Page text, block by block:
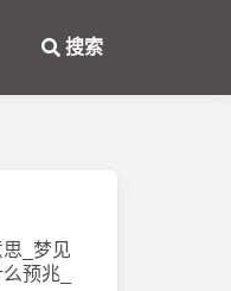
搜索
_梦见
预兆_